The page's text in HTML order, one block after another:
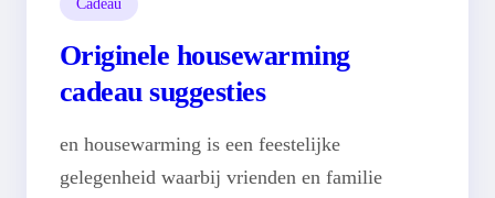
Cadeau
Originele housewarming
cadeau suggesties
en housewarming is een feestelijke
gelegenheid waarbij vrienden en familie